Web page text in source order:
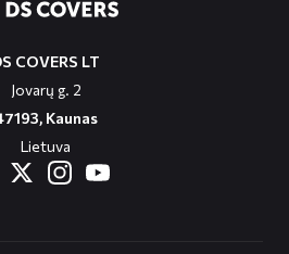
COVERS LT
Jovarų g. 2
Kaunas
Lietuva